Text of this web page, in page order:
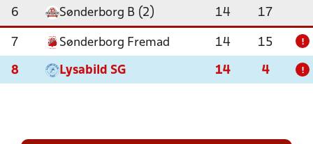
6 Sønderborg B (2) 14 17
7 Sønderborg Fremad 14 15 !
8 Lysabild SG 14 4 !